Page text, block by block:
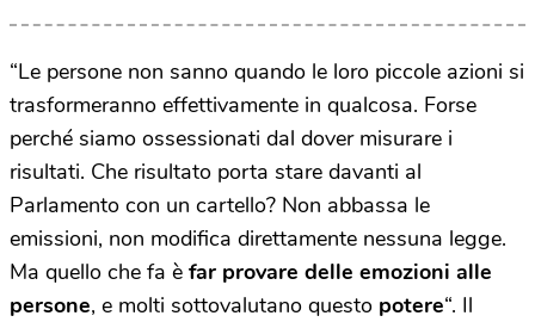
“Le persone non sanno quando le loro piccole azioni si
trasformeranno effettivamente in qualcosa. Forse
perché siamo ossessionati dal dover misurare i
risultati. Che risultato porta stare davanti al
Parlamento con un cartello? Non abbassa le
emissioni, non modifica direttamente nessuna legge.
Ma quello che fa è far provare delle emozioni alle
persone, e molti sottovalutano questo potere“. Il